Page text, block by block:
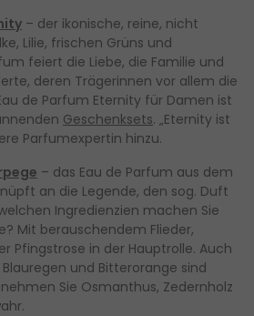
– der ikonische, reine, nicht
Lilie, frischen Grüns und
feiert die Liebe, die Familie und
deren Trägerinnen vor allem die
de Parfum Eternity für Damen ist
Geschenksets. „Eternity ist
Parfumexpertin hinzu.
– das Eau de Parfum aus dem
an die Legende, den sog. Duft
Ingredienzien machen Sie
Mit berauschendem Flieder,
Pfingstrose in der Hauptrolle. Auch
und Bitterorange sind
Sie Osmanthus, Zedernholz